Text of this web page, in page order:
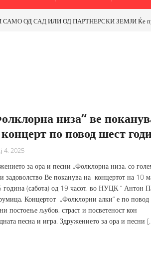
ОД САД ИЛИ ОД ПАРТНЕРСКИ ЗЕМЈИ Ќе
низа“ ве
по повод шест
4, 2025
за ора и песни „Фолклорна низа, со
задоволство Ве поканува на концертот на 10
година (сабота) од 19 часот, во НУЦК “ Антон
Концертот „Фолклорни алки“ е по
постоење љубов, страст и посветеност кон
песна и игра. Здружението за ора и песни